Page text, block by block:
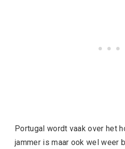
Portugal wordt vaak over het
jammer is maar ook wel weer